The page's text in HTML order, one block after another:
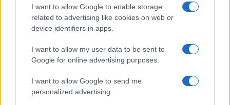
I want to allow Google to enable storage
related to advertising like cookies on web or
device identifiers in apps.
I want to allow my user data to be sent to
Google for online advertising purposes.
I want to allow Google to send me
personalized advertising.